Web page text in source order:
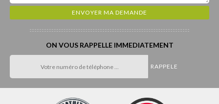
ON VOUS RAPPELLE IMMEDIATEMENT